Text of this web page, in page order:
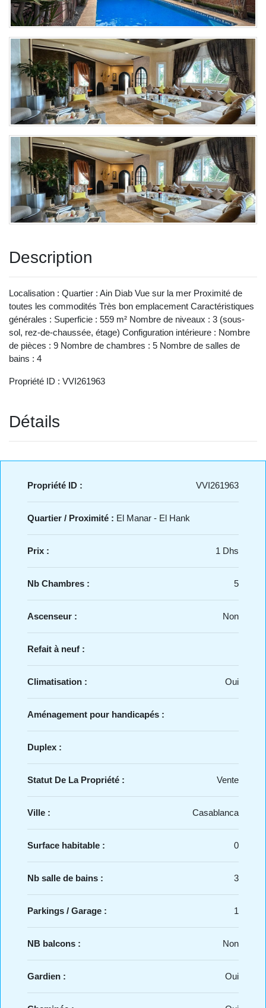
Description
Localisation : Quartier : Ain Diab Vue sur la mer Proximité de
toutes les commodités Très bon emplacement Caractéristiques
générales : Superficie : 559 m² Nombre de niveaux : 3 (sous-
sol, rez-de-chaussée, étage) Configuration intérieure : Nombre
de pièces : 9 Nombre de chambres : 5 Nombre de salles de
bains : 4
Propriété ID : VVI261963
Détails
Propriété ID : VVI261963
Quartier / Proximité : El Manar - El Hank
Prix : 1 Dhs
Nb Chambres : 5
Ascenseur : Non
Refait à neuf :
Climatisation : Oui
Aménagement pour handicapés :
Duplex :
Statut De La Propriété : Vente
Ville : Casablanca
Surface habitable : 0
Nb salle de bains : 3
Parkings / Garage : 1
NB balcons : Non
Gardien : Oui